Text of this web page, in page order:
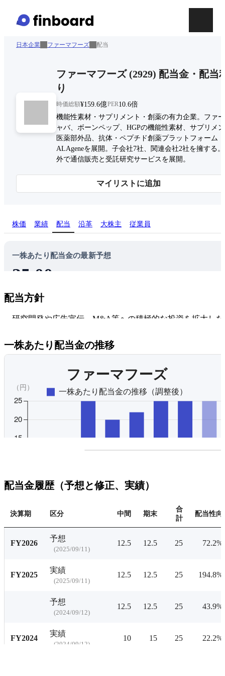
日本企業 ファーマフーズ 配当
ファーマフーズ(2929) 配当金・配当
り
時価総額¥159.6億PER10.6倍
機能性素材・サプリメント・創薬の有力企業。ファ
ャバ、ボーンペップ、HGPの機能性素材、サプリメ
医薬部外品、抗体・ペプチド創薬プラットフォーム
ALAgeneを展開。子会社7社、関連会社2社を擁する
外で通信販売と受託研究サービスを展開。
マイリストに追加
株価 業績 配当 沿革 大株主 従業員
一株あたり配当金の最新予想
25.00
ファーマフーズの株を100株買うと、年間2,500円の配当金が
配当利回り 4.5%
配当方針
研究開発や広告宣伝、M&A等への積極的な投資を拡大し
己株式取得を含む総還元性向20％を株主還元策の目安とし
２回の配当を基本方針とする。内部留保資金は研究開発、
開発、マーケティング及びM&Aに対する積極的な投資に
オリジナルを見る
一株あたり配当金の推移
プレミアム会員にご登録
配当利回りの推移にアクセ
配当金履歴（予想と修正、実績）
決算期 区分 中間 期末
合
計
配当性向
FY2026
予想
(2025/09/11 )
12.5 12.5 25 72.2%
FY2025
実績
(2025/09/11 )
12.5 12.5 25 194.8%
予想
(2024/09/12)
12.5 12.5 25 43.9%
FY2024
実績
(2024/09/12)
10 15 25 22.2%